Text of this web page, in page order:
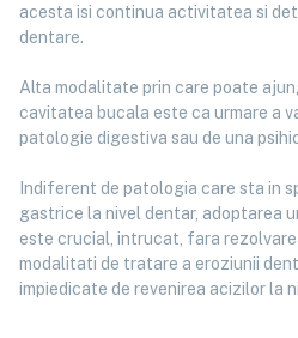
acesta isi continua activitatea si
dentare.
Alta modalitate prin care poate
cavitatea bucala este ca urmare a
patologie digestiva sau de una
Indiferent de patologia care sta in
gastrice la nivel dentar, adoptarea
este crucial, intrucat, fara
modalitati de tratare a eroziunii
impiedicate de revenirea acizilor la